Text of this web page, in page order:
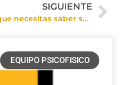
SIGUIENTE
Todo lo que necesitas saber sobre el Test de Reacción Simple (Test del Semáforo)
EQUIPO PSICOFISICO